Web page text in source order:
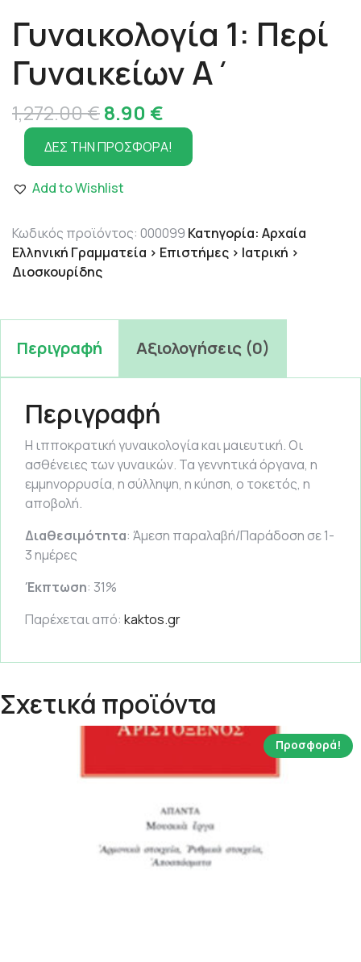
Γυναικολογία 1: Περί
Γυναικείων Α΄
1,272.00€Original
price
was:
1,272.00 €.
8.90 €
τρέχουσα
τιμή
8.90 €.
ΔΕΣ ΤΗΝ ΠΡΟΣΦΟΡΑ!
Add to Wishlist
Κωδικός προϊόντος: 000099 Κατηγορία: Αρχαία
Ελληνική Γραμματεία > Επιστήμες > Ιατρική >
Διοσκουρίδης
Περιγραφή Αξιολογήσεις (0)
Περιγραφή
Η ιπποκρατική γυναικολογία και μαιευτική. Οι
ασθένειες των γυναικών. Τα γεννητικά όργανα, η
εμμηνορρυσία, η σύλληψη, η κύηση, ο τοκετός, η
αποβολή.
Διαθεσιμότητα: Άμεση παραλαβή/Παράδοση σε 1-
3 ημέρες
Έκπτωση: 31%
Παρέχεται από: kaktos.gr
Σχετικά προϊόντα
Προσφορά!